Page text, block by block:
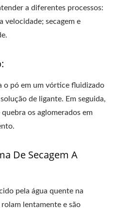
a diferentes processos:
velocidade; secagem e
pó em um vórtice fluidizado
de ligante. Em seguida,
os aglomerados em
De Secagem A
pela água quente na
lentamente e são